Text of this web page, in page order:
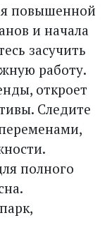
повышенной
и начала
засучить
работу.
откроет
Следите
полного